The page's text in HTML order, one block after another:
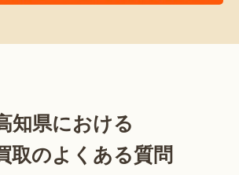
知県における
取のよくある質問